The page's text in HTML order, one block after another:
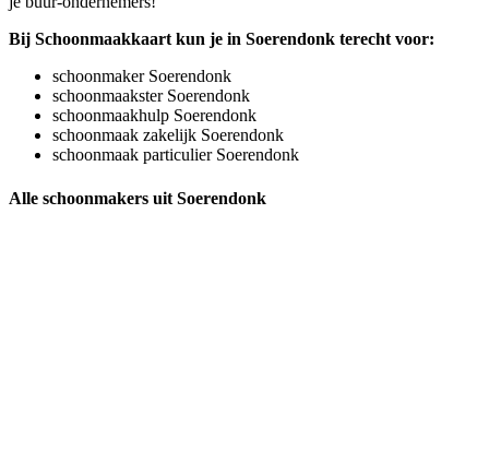
Bij Schoonmaakkaart kun je in Soerendonk terecht voor:
schoonmaker Soerendonk
schoonmaakster Soerendonk
schoonmaakhulp Soerendonk
schoonmaak zakelijk Soerendonk
schoonmaak particulier Soerendonk
Alle schoonmakers uit Soerendonk